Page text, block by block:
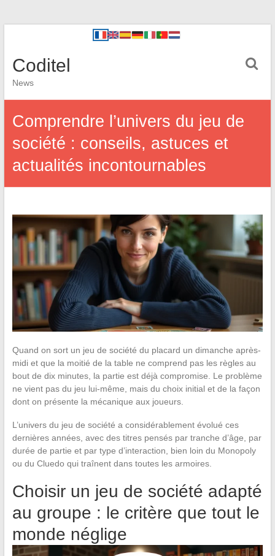
Coditel
News
Comprendre l’univers du jeu de
société : conseils, astuces et
actualités incontournables
Quand on sort un jeu de société du placard un dimanche après-
midi et que la moitié de la table ne comprend pas les règles au
bout de dix minutes, la partie est déjà compromise. Le problème
ne vient pas du jeu lui-même, mais du choix initial et de la façon
dont on présente la mécanique aux joueurs.
L’univers du jeu de société a considérablement évolué ces
dernières années, avec des titres pensés par tranche d’âge, par
durée de partie et par type d’interaction, bien loin du Monopoly
ou du Cluedo qui traînent dans toutes les armoires.
Choisir un jeu de société adapté
au groupe : le critère que tout le
monde néglige